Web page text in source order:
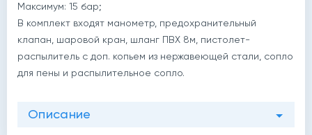
Максимум: 15 бар;
В комплект входят манометр, предохранительный
клапан, шаровой кран, шланг ПВХ 8м, пистолет-
распылитель с доп. копьем из нержавеющей стали, сопло
для пены и распылительное сопло.
Описание